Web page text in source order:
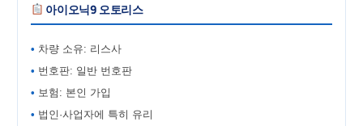
아이오닉9 오토리스
차량 소유: 리스사
번호판: 일반 번호판
보험: 본인 가입
법인·사업자에 특히 유리